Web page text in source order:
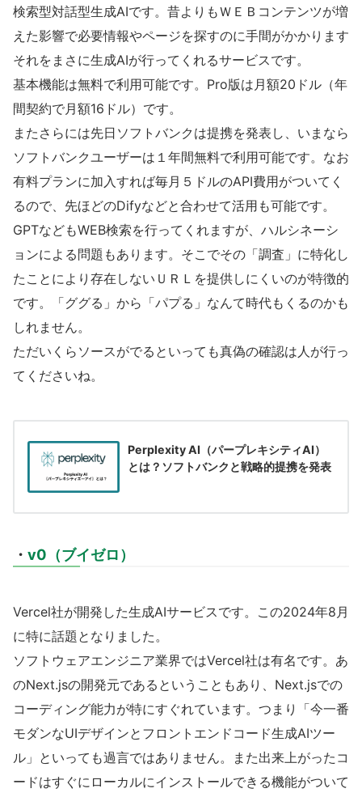
検索型対話型生成AIです。昔よりもＷＥＢコンテンツが増
えた影響で必要情報やページを探すのに手間がかかります
それをまさに生成AIが行ってくれるサービスです。
基本機能は無料で利用可能です。Pro版は月額20ドル（年
間契約で月額16ドル）です。
またさらには先日ソフトバンクは提携を発表し、いまなら
ソフトバンクユーザーは１年間無料で利用可能です。なお
有料プランに加入すれば毎月５ドルのAPI費用がついてく
るので、先ほどのDifyなどと合わせて活用も可能です。
GPTなどもWEB検索を行ってくれますが、ハルシネーシ
ョンによる問題もあります。そこでその「調査」に特化し
たことにより存在しないＵＲＬを提供しにくいのが特徴的
です。「ググる」から「パプる」なんて時代もくるのかも
しれません。
ただいくらソースがでるといっても真偽の確認は人が行っ
てくださいね。
Perplexity AI（パープレキシティAI）
とは？ソフトバンクと戦略的提携を発表
・ v0（ブイゼロ）
Vercel社が開発した生成AIサービスです。この2024年8月
に特に話題となりました。
ソフトウェアエンジニア業界ではVercel社は有名です。あ
のNext.jsの開発元であるということもあり、Next.jsでの
コーディング能力が特にすぐれています。つまり「今一番
モダンなUIデザインとフロントエンドコード生成AIツー
ル」といっても過言ではありません。また出来上がったコ
ードはすぐにローカルにインストールできる機能がついて